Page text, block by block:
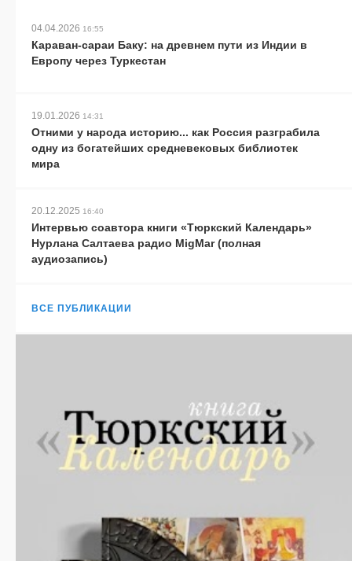
04.04.2026 16:55
Караван-сараи Баку: на древнем пути из Индии в
Европу через Туркестан
19.01.2026 14:31
Отними у народа историю... как Россия разграбила
одну из богатейших средневековых библиотек
мира
20.12.2025 16:40
Интервью соавтора книги «Тюркский Календарь»
Нурлана Салтаева радио MigMar (полная
аудиозапись)
ВСЕ ПУБЛИКАЦИИ